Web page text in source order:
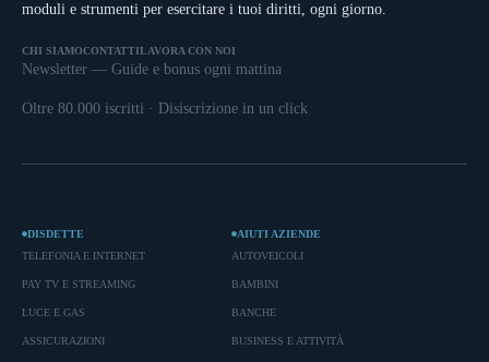
moduli e strumenti per esercitare i tuoi diritti, ogni giorno.
CHI SIAMOCONTATTILAVORA CON NOI
Newsletter — Guide e bonus ogni mattina
Oltre 80.000 iscritti · Disiscrizione in un click
DISDETTE
TELEFONIA E INTERNET
PAY TV E STREAMING
LUCE E GAS
ASSICURAZIONI
AIUTI AZIENDE
AUTOVEICOLI
BAMBINI
BANCHE
BUSINESS E ATTIVITÀ